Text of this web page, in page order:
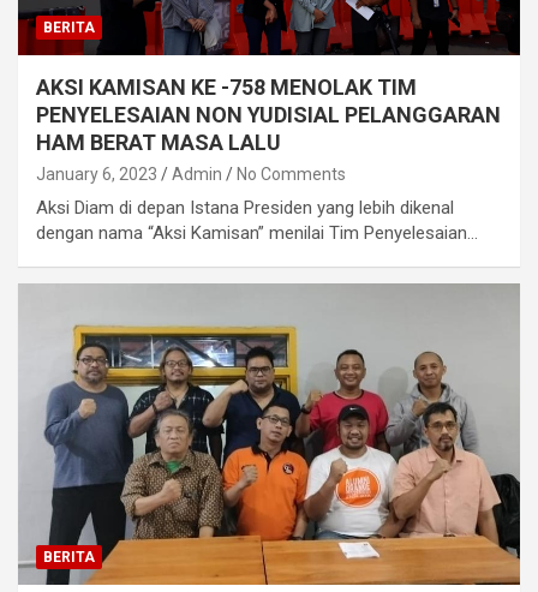
BERITA
AKSI KAMISAN KE -758 MENOLAK TIM
PENYELESAIAN NON YUDISIAL PELANGGARAN
HAM BERAT MASA LALU
January 6, 2023 Admin No Comments
Aksi Diam di depan Istana Presiden yang lebih dikenal
dengan nama “Aksi Kamisan” menilai Tim Penyelesaian…
BERITA